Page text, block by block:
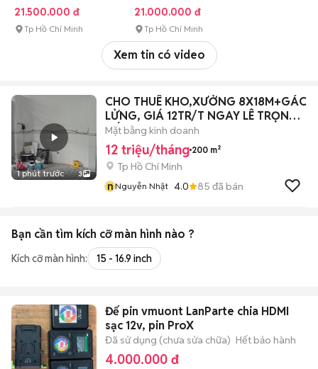
GB SSD
21.500.000 đ
Tp Hồ Chí Minh
21.000.000 đ
Tp Hồ Chí Minh
Xem tin có video
1 phút trước 3
CHO THUÊ KHO,XƯỞNG 8X18M+GÁC
LỬNG, GIÁ 12TR/T NGAY LÊ TRỌNG
TẤN
Mặt bằng kinh doanh
12 triệu/tháng 200 m²
Tp Hồ Chí Minh
nNguyễn Nhật 4.0 85 đã bán
Bạn cần tìm kích cỡ màn hình nào ?
Kích cỡ màn hình: 15 - 16.9 inch
Đế pin vmuont LanParte chia HDMI
sạc 12v, pin ProX
Đã sử dụng (chưa sửa chữa) Hết bảo hành
4.000.000 đ